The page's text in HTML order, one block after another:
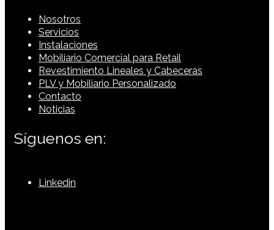
Nosotros
Servicios
Instalaciones
Mobiliario Comercial para Retail
Revestimiento Lineales y Cabeceras
PLV y Mobiliario Personalizado
Contacto
Noticias
Síguenos en:
Linkedin